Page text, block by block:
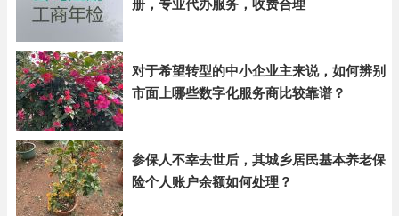
册，专业代办服务，收费合理
对于希望转型的中小企业主来说，如何辨别
市面上哪些数字化服务商比较靠谱？
参保人不幸去世后，其城乡居民基本养老保
险个人账户余额如何处理？